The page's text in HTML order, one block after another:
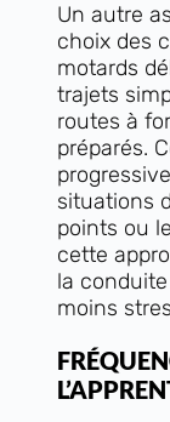
Un autre
choix des
motards
trajets
routes à
préparés.
situations
points ou
cette
la
moins